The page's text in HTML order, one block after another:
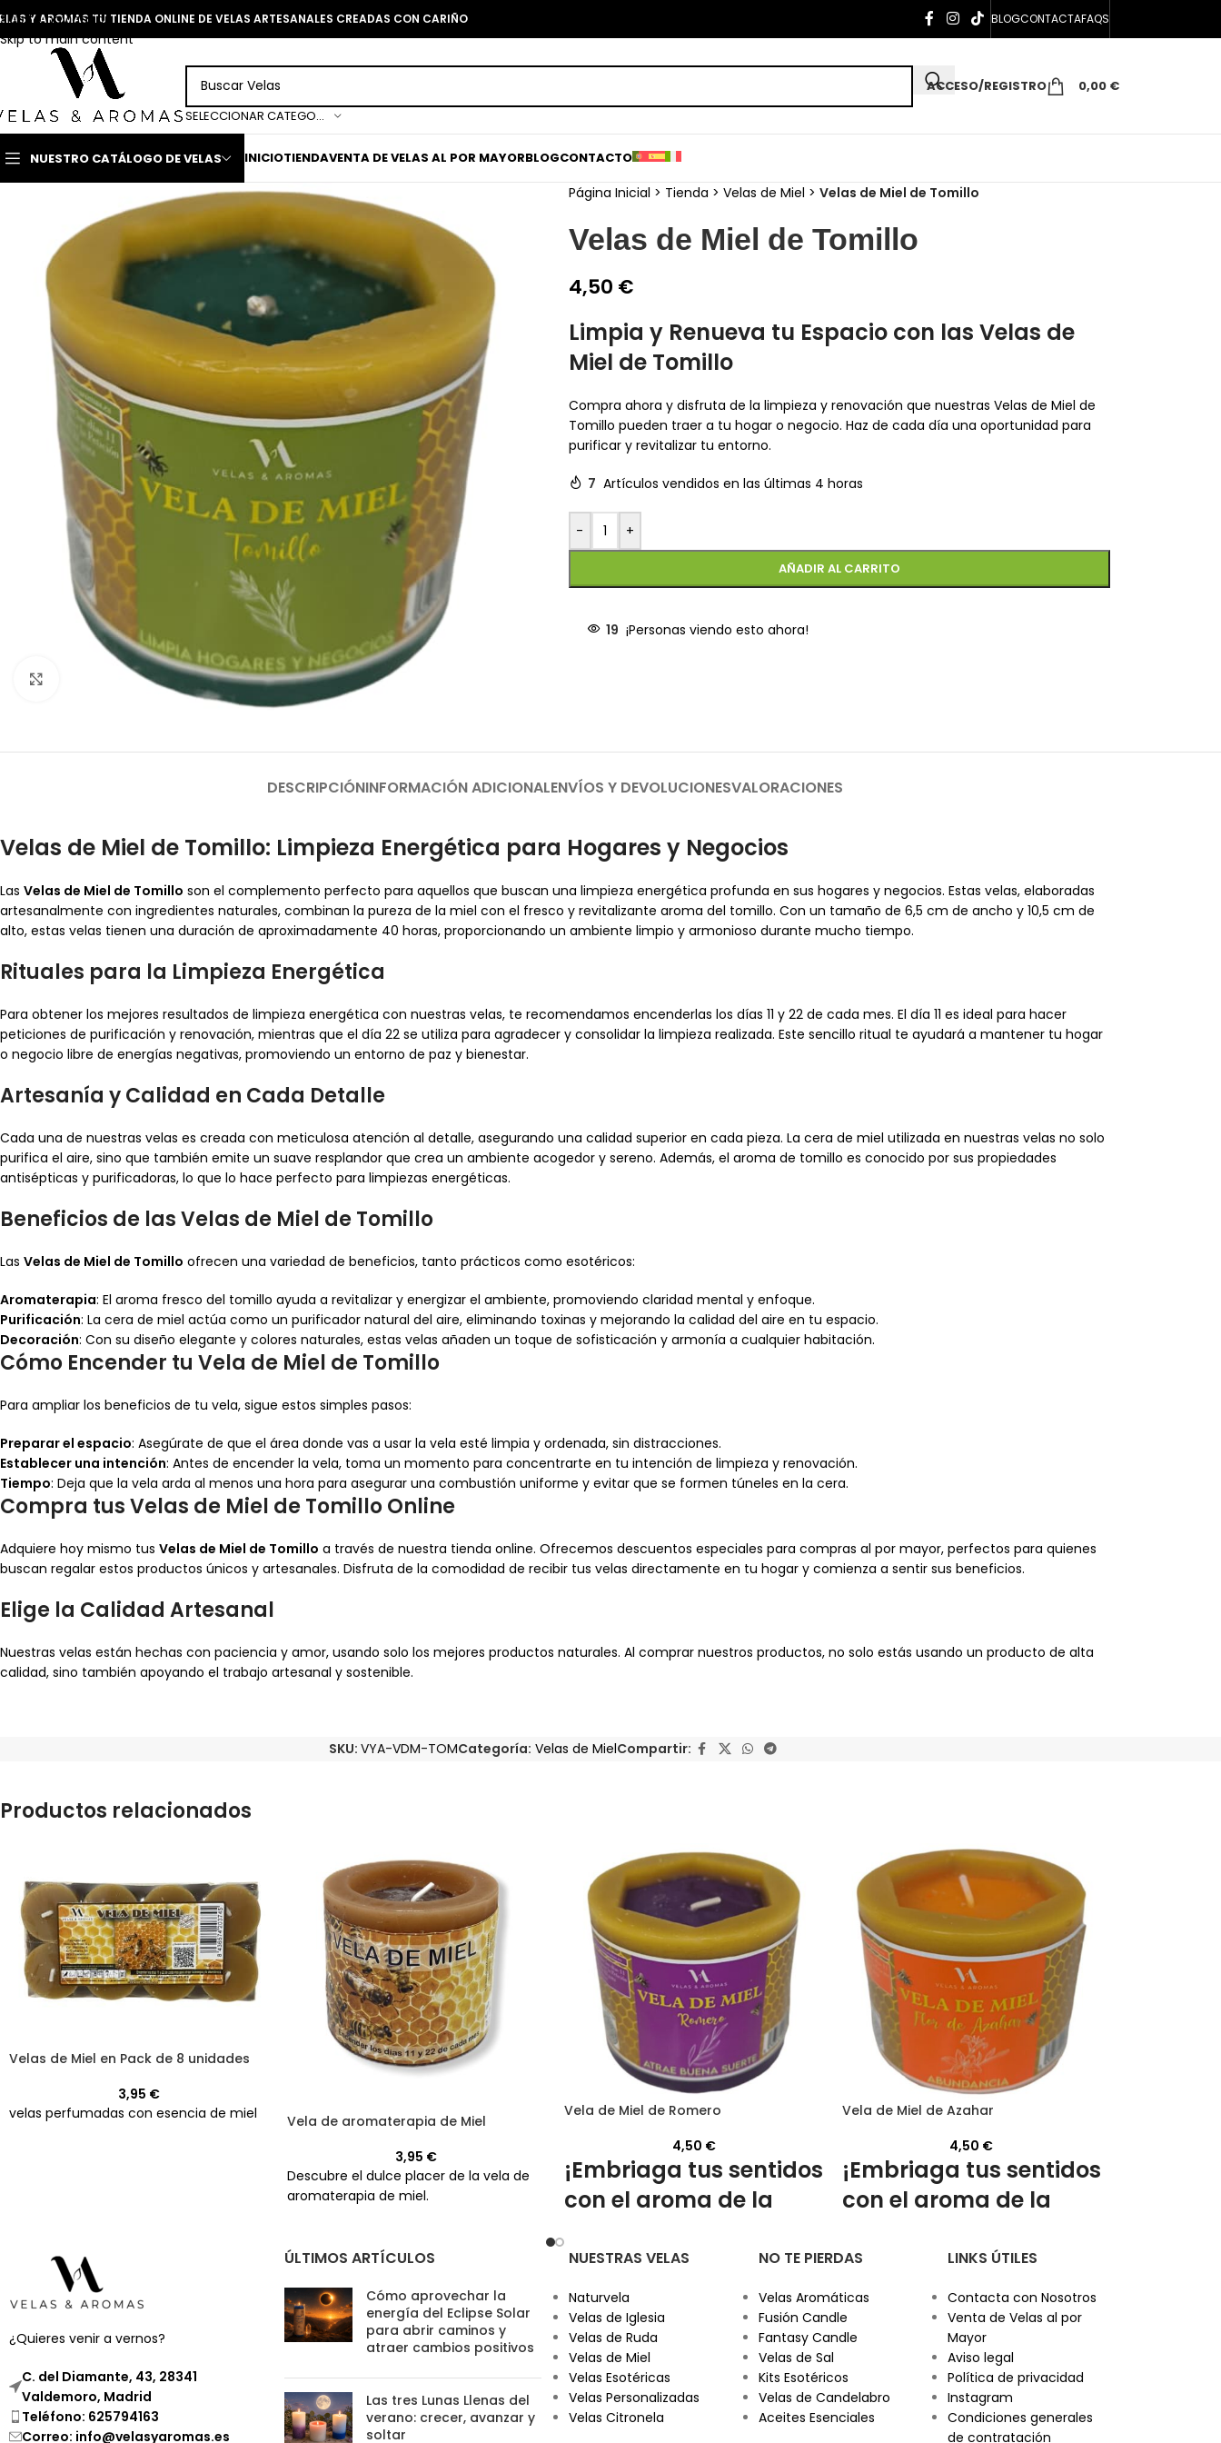
Skip to navigation
Skip to main content
Y AROMAS TU TIENDA ONLINE DE VELAS ARTESANALES CREADAS CON CARIÑO BLOGCONTACTAFAQS
SELECCIONAR CATEGORÍA
ACCESO/REGISTRO 0,00 €
NUESTRO CATÁLOGO DE VELAS INICIOTIENDAVENTA DE VELAS AL POR MAYORBLOGCONTACTO
Clic para ampliar
Página Inicial > Tienda > Velas de Miel > Velas de Miel de Tomillo
Velas de Miel de Tomillo
4,50 €
Limpia y Renueva tu Espacio con las Velas de
Miel de Tomillo
Compra ahora y disfruta de la limpieza y renovación que nuestras Velas de Miel de
Tomillo pueden traer a tu hogar o negocio. Haz de cada día una oportunidad para
purificar y revitalizar tu entorno.
7 Artículos vendidos en las últimas 4 horas
- +
AÑADIR AL CARRITO
19 ¡Personas viendo esto ahora!
DESCRIPCIÓNINFORMACIÓN ADICIONALENVÍOS Y DEVOLUCIONESVALORACIONES
Velas de Miel de Tomillo: Limpieza Energética para Hogares y Negocios
Las Velas de Miel de Tomillo son el complemento perfecto para aquellos que buscan una limpieza energética profunda en sus hogares y negocios. Estas velas, elaboradas
artesanalmente con ingredientes naturales, combinan la pureza de la miel con el fresco y revitalizante aroma del tomillo. Con un tamaño de 6,5 cm de ancho y 10,5 cm de
alto, estas velas tienen una duración de aproximadamente 40 horas, proporcionando un ambiente limpio y armonioso durante mucho tiempo.
Rituales para la Limpieza Energética
Para obtener los mejores resultados de limpieza energética con nuestras velas, te recomendamos encenderlas los días 11 y 22 de cada mes. El día 11 es ideal para hacer
peticiones de purificación y renovación, mientras que el día 22 se utiliza para agradecer y consolidar la limpieza realizada. Este sencillo ritual te ayudará a mantener tu hogar
o negocio libre de energías negativas, promoviendo un entorno de paz y bienestar.
Artesanía y Calidad en Cada Detalle
Cada una de nuestras velas es creada con meticulosa atención al detalle, asegurando una calidad superior en cada pieza. La cera de miel utilizada en nuestras velas no solo
purifica el aire, sino que también emite un suave resplandor que crea un ambiente acogedor y sereno. Además, el aroma de tomillo es conocido por sus propiedades
antisépticas y purificadoras, lo que lo hace perfecto para limpiezas energéticas.
Beneficios de las Velas de Miel de Tomillo
Las Velas de Miel de Tomillo ofrecen una variedad de beneficios, tanto prácticos como esotéricos:
Aromaterapia: El aroma fresco del tomillo ayuda a revitalizar y energizar el ambiente, promoviendo claridad mental y enfoque.
Purificación: La cera de miel actúa como un purificador natural del aire, eliminando toxinas y mejorando la calidad del aire en tu espacio.
Decoración: Con su diseño elegante y colores naturales, estas velas añaden un toque de sofisticación y armonía a cualquier habitación.
Cómo Encender tu Vela de Miel de Tomillo
Para ampliar los beneficios de tu vela, sigue estos simples pasos:
Preparar el espacio: Asegúrate de que el área donde vas a usar la vela esté limpia y ordenada, sin distracciones.
Establecer una intención: Antes de encender la vela, toma un momento para concentrarte en tu intención de limpieza y renovación.
Tiempo: Deja que la vela arda al menos una hora para asegurar una combustión uniforme y evitar que se formen túneles en la cera.
Compra tus Velas de Miel de Tomillo Online
Adquiere hoy mismo tus Velas de Miel de Tomillo a través de nuestra tienda online. Ofrecemos descuentos especiales para compras al por mayor, perfectos para quienes
buscan regalar estos productos únicos y artesanales. Disfruta de la comodidad de recibir tus velas directamente en tu hogar y comienza a sentir sus beneficios.
Elige la Calidad Artesanal
Nuestras velas están hechas con paciencia y amor, usando solo los mejores productos naturales. Al comprar nuestros productos, no solo estás usando un producto de alta
calidad, sino también apoyando el trabajo artesanal y sostenible.
SKU: VYA-VDM-TOMCategoría: Velas de MielCompartir:
Productos relacionados
Velas de Miel en Pack de 8 unidades
3,95 €
velas perfumadas con esencia de miel
Vela de aromaterapia de Miel
3,95 €
Descubre el dulce placer de la vela de
aromaterapia de miel.
Vela de Miel de Romero
4,50 €
¡Embriaga tus sentidos
con el aroma de la
Añade un toque de naturaleza y
yconvierte
nuestra vela
artesanal de miel de romero
Vela de Miel de Azahar
4,50 €
¡Embriaga tus sentidos
con el aroma de la
Añade un toque de naturaleza y
ahora y transforma tu espacio con
nuestra vela artesanal de miel de
azahar!
¿Quieres venir a vernos?
C. del Diamante, 43, 28341
Valdemoro, Madrid
Teléfono: 625794163
Correo: info@velasyaromas.es
ÚLTIMOS ARTÍCULOS
Cómo aprovechar la
energía del Eclipse Solar
para abrir caminos y
atraer cambios positivos
Las tres Lunas Llenas del
verano: crecer, avanzar y
soltar
NUESTRAS VELAS
Naturvela
Velas de Iglesia
Velas de Ruda
Velas de Miel
Velas Esotéricas
Velas Personalizadas
Velas Citronela
NO TE PIERDAS
Velas Aromáticas
Fusión Candle
Fantasy Candle
Velas de Sal
Kits Esotéricos
Velas de Candelabro
Aceites Esenciales
LINKS ÚTILES
Contacta con Nosotros
Venta de Velas al por
Mayor
Aviso legal
Política de privacidad
Instagram
Condiciones generales
de contratación